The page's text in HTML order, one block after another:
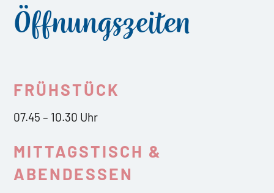
Öffnungszeiten
FRÜHSTÜCK
07.45 – 10.30 Uhr
MITTAGSTISCH &
ABENDESSEN